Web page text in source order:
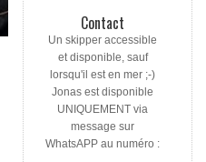
Contact
Un skipper accessible
et disponible, sauf
lorsqu'il est en mer ;-)
Jonas est disponible
UNIQUEMENT via
message sur
WhatsAPP au numéro :